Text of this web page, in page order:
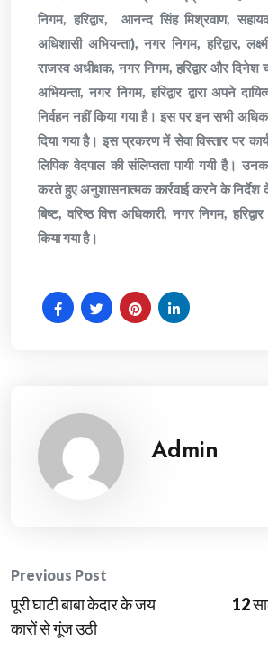
निगम, हरिद्वार, आनन्द सिंह मिश्रवाण,
अधिशासी अभियन्ता), नगर निगम, हरिद्वार,
राजस्व अधीक्षक, नगर निगम, हरिद्वार और दिनेश
अभियन्ता, नगर निगम, हरिद्वार द्वारा अपने
निर्वहन नहीं किया गया है। इस पर इन सभी
दिया गया है। इस प्रकरण में सेवा विस्तार पर
लिपिक वेदपाल की संलिप्तता पायी गयी है।
करते हुए अनुशासनात्मक कार्रवाई करने के निर्देश
बिष्ट, वरिष्ठ वित्त अधिकारी, नगर निगम,
किया गया है।
Admin
Post
navigation
Previous Post
पूरी घाटी बाबा केदार के जय
कारों से गूंज उठी
12